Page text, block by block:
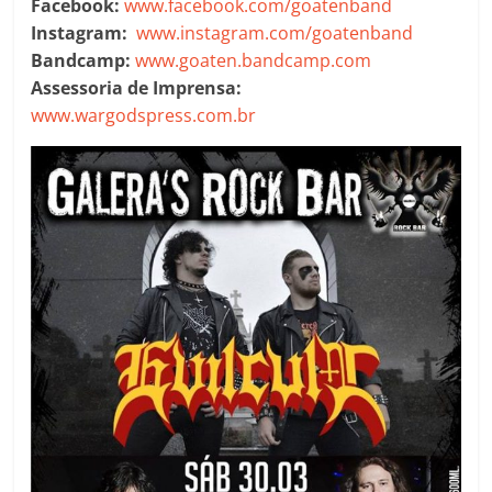
Facebook:www.facebook.com/goatenband
Instagram: www.instagram.com/goatenband
Bandcamp:www.goaten.bandcamp.com
Assessoria de Imprensa:
www.wargodspress.com.br